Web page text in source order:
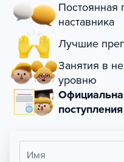
Постоянная
наставника
Лучшие
Занятия в
уровню
Имя